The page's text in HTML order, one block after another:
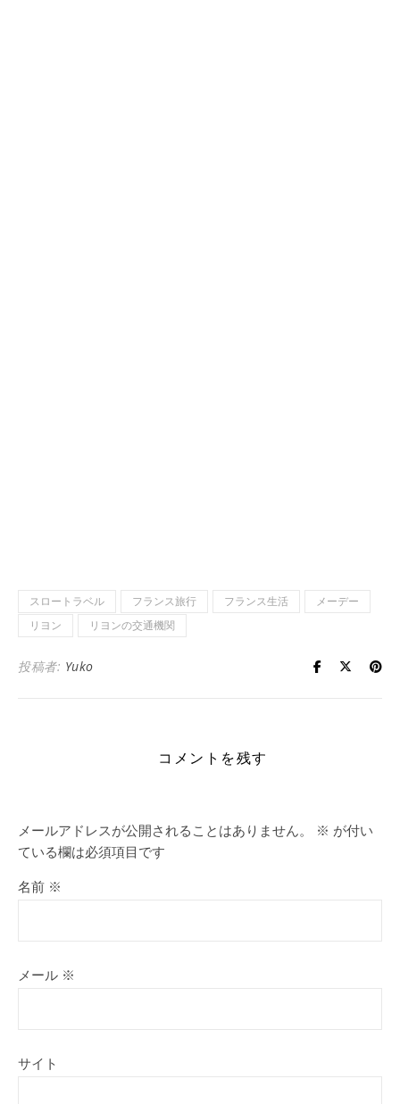
スロートラベル フランス旅行 フランス生活
メーデー
リヨン
リヨンの交通機関
投稿者: Yuko
コメントを残す
メールアドレスが公開されることはありません。 ※ が付い
ている欄は必須項目です
名前 ※
メール ※
サイト